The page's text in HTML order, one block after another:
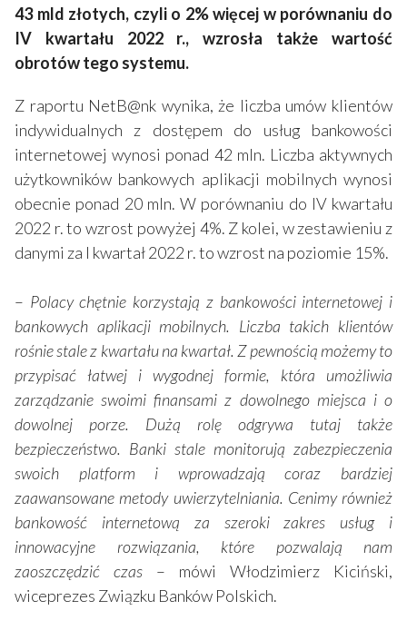
43 mld złotych, czyli o 2% więcej w porównaniu do
IV kwartału 2022 r., wzrosła także wartość
obrotów tego systemu.
Z raportu NetB@nk wynika, że liczba umów klientów
indywidualnych z dostępem do usług bankowości
internetowej wynosi ponad 42 mln. Liczba aktywnych
użytkowników bankowych aplikacji mobilnych wynosi
obecnie ponad 20 mln. W porównaniu do IV kwartału
2022 r. to wzrost powyżej 4%. Z kolei, w zestawieniu z
danymi za I kwartał 2022 r. to wzrost na poziomie 15%.
– Polacy chętnie korzystają z bankowości internetowej i
bankowych aplikacji mobilnych. Liczba takich klientów
rośnie stale z kwartału na kwartał. Z pewnością możemy to
przypisać łatwej i wygodnej formie, która umożliwia
zarządzanie swoimi finansami z dowolnego miejsca i o
dowolnej porze. Dużą rolę odgrywa tutaj także
bezpieczeństwo. Banki stale monitorują zabezpieczenia
swoich platform i wprowadzają coraz bardziej
zaawansowane metody uwierzytelniania. Cenimy również
bankowość internetową za szeroki zakres usług i
innowacyjne rozwiązania, które pozwalają nam
zaoszczędzić czas – mówi Włodzimierz Kiciński,
wiceprezes Związku Banków Polskich.